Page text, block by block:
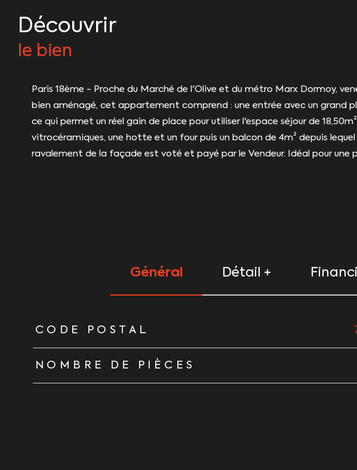
découvrir
le bien
Paris 18ème - Proche du Marché de l'Olive et du métro Marx Dormoy,
bien aménagé, cet appartement comprend : une entrée avec un grand
ce qui permet un réel gain de place pour utiliser l'espace séjour de
vitrocéramiques, une hotte et un four puis un balcon de 4m² depuis
ravalement de la façade est voté et payé par le Vendeur. Idéal pour une
Général Détail +
TRAD_ZEPHYR_Caracteristique
CODE POSTAL
NOMBRE DE PIÈCES